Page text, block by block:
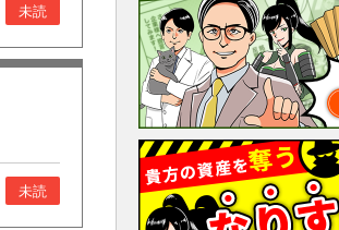
未読
未読